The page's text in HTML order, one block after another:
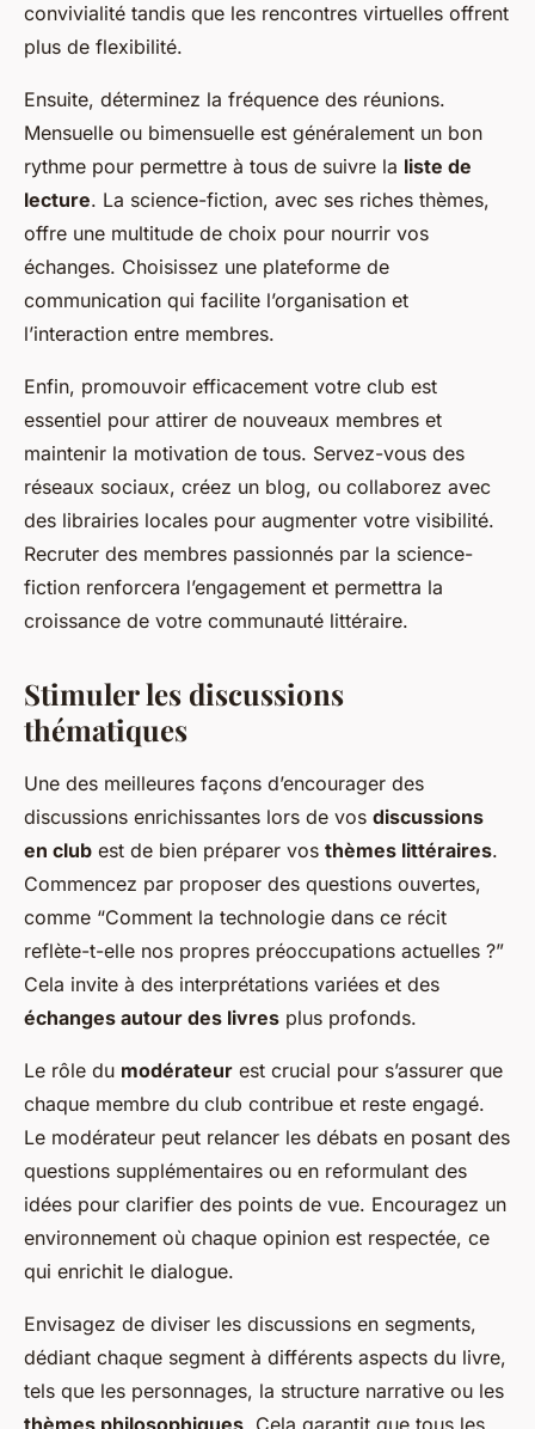
convivialité tandis que les rencontres virtuelles offrent
plus de flexibilité.
Ensuite, déterminez la fréquence des réunions.
Mensuelle ou bimensuelle est généralement un bon
rythme pour permettre à tous de suivre la liste de
lecture. La science-fiction, avec ses riches thèmes,
offre une multitude de choix pour nourrir vos
échanges. Choisissez une plateforme de
communication qui facilite l’organisation et
l’interaction entre membres.
Enfin, promouvoir efficacement votre club est
essentiel pour attirer de nouveaux membres et
maintenir la motivation de tous. Servez-vous des
réseaux sociaux, créez un blog, ou collaborez avec
des librairies locales pour augmenter votre visibilité.
Recruter des membres passionnés par la science-
fiction renforcera l’engagement et permettra la
croissance de votre communauté littéraire.
Stimuler les discussions
thématiques
Une des meilleures façons d’encourager des
discussions enrichissantes lors de vos discussions
en club est de bien préparer vos thèmes littéraires.
Commencez par proposer des questions ouvertes,
comme “Comment la technologie dans ce récit
reflète-t-elle nos propres préoccupations actuelles ?”
Cela invite à des interprétations variées et des
échanges autour des livres plus profonds.
Le rôle du modérateur est crucial pour s’assurer que
chaque membre du club contribue et reste engagé.
Le modérateur peut relancer les débats en posant des
questions supplémentaires ou en reformulant des
idées pour clarifier des points de vue. Encouragez un
environnement où chaque opinion est respectée, ce
qui enrichit le dialogue.
Envisagez de diviser les discussions en segments,
dédiant chaque segment à différents aspects du livre,
tels que les personnages, la structure narrative ou les